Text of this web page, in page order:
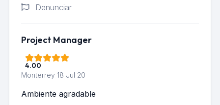
Denunciar
Project Manager
4.00
Monterrey 18 Jul 20
Ambiente agradable